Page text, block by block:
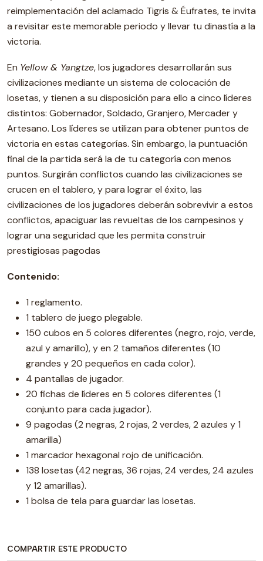
reimplementación del aclamado Tigris & Éufrates, te invita
a revisitar este memorable periodo y llevar tu dinastía a la
victoria.
En Yellow & Yangtze, los jugadores desarrollarán sus
civilizaciones mediante un sistema de colocación de
losetas, y tienen a su disposición para ello a cinco líderes
distintos: Gobernador, Soldado, Granjero, Mercader y
Artesano. Los líderes se utilizan para obtener puntos de
victoria en estas categorías. Sin embargo, la puntuación
final de la partida será la de tu categoría con menos
puntos. Surgirán conflictos cuando las civilizaciones se
crucen en el tablero, y para lograr el éxito, las
civilizaciones de los jugadores deberán sobrevivir a estos
conflictos, apaciguar las revueltas de los campesinos y
lograr una seguridad que les permita construir
prestigiosas pagodas
Contenido:
1 reglamento.
1 tablero de juego plegable.
150 cubos en 5 colores diferentes (negro, rojo, verde,
azul y amarillo), y en 2 tamaños diferentes (10
grandes y 20 pequeños en cada color).
4 pantallas de jugador.
20 fichas de líderes en 5 colores diferentes (1
conjunto para cada jugador).
9 pagodas (2 negras, 2 rojas, 2 verdes, 2 azules y 1
amarilla)
1 marcador hexagonal rojo de unificación.
138 losetas (42 negras, 36 rojas, 24 verdes, 24 azules
y 12 amarillas).
1 bolsa de tela para guardar las losetas.
COMPARTIR ESTE PRODUCTO